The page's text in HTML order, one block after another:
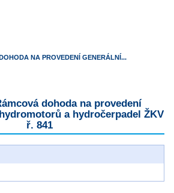
NA PROVEDENÍ GENERÁLNÍ...
dohoda na provedení
a hydročerpadel ŽKV
ř. 841